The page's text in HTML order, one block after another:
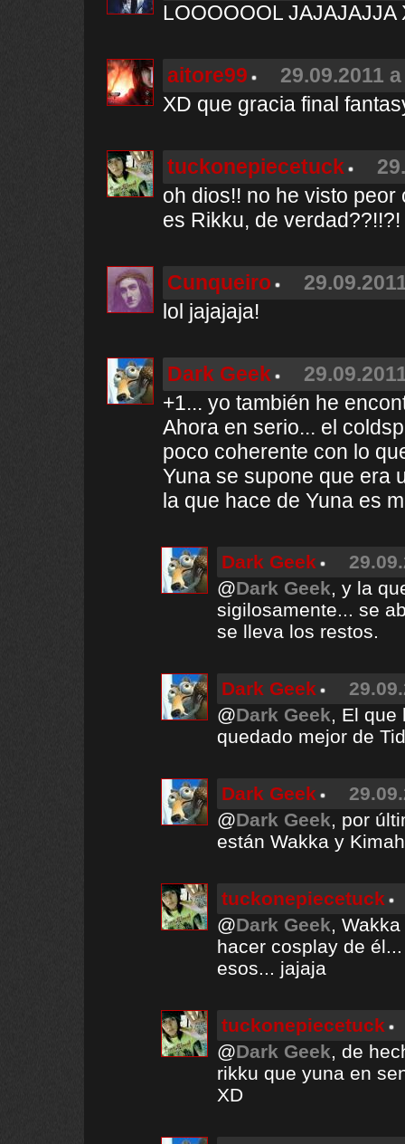
LOOOOOOL JAJAJAJJA
aitore99
29.09.2011
XD que gracia final
tuckonepiecetuck
oh dios!! no he visto
es Rikku, de
Cunqueiro
lol jajajaja!
Dark Geek
+1... yo también he
Ahora en serio... el
poco coherente con lo
Yuna se supone que era
la que hace de Yuna es
Dark Geek
@Dark Geek, y la
sigilosamente... se
se lleva los restos.
Dark Geek
@Dark Geek, El que
quedado mejor de
Dark Geek
@Dark Geek, por
están Wakka y
tuckonepiecetuck
@Dark Geek,
hacer cosplay de
esos... jajaja
tuckonepiecetuck
@Dark Geek, de
rikku que yuna en
XD